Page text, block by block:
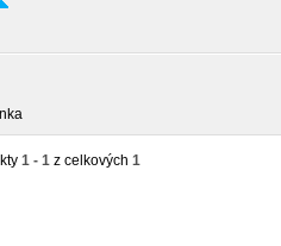
1 - 1 z celkových 1